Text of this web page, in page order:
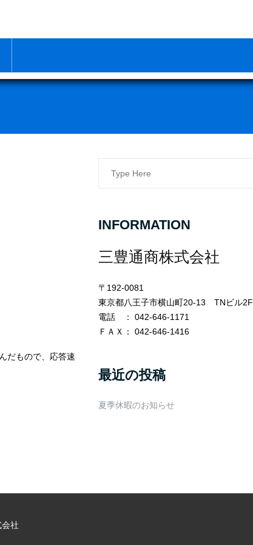
だもので、応答速
Search
INFORMATION
三豊通商株式会社
〒192-0081
東京都八王子市横山町20-13 TNビル2F
電話
： 042-646-1171
ＦＡＸ ： 042-646-1416
最近の投稿
夏季休暇のお知らせ
社